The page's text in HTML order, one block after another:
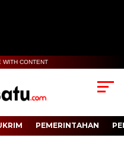
WITH CONTENT
PEMERINTAHAN